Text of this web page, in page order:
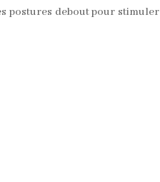
postures debout pour stimuler